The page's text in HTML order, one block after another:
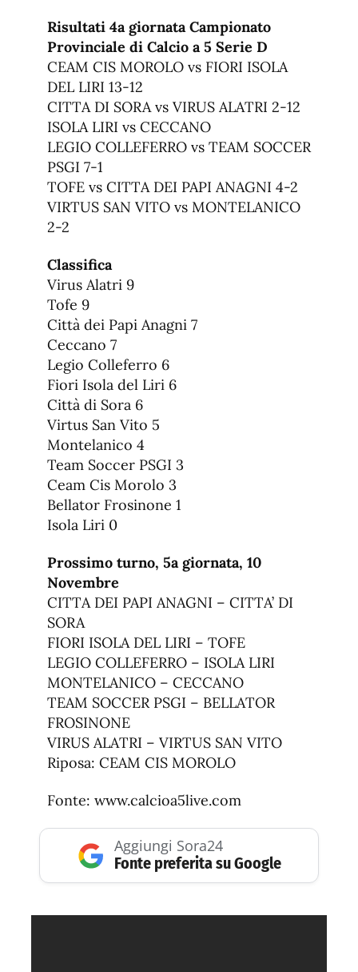
Risultati 4a giornata Campionato
Provinciale di Calcio a 5 Serie D
CEAM CIS MOROLO vs FIORI ISOLA
DEL LIRI 13-12
CITTA DI SORA vs VIRUS ALATRI 2-12
ISOLA LIRI vs CECCANO
LEGIO COLLEFERRO vs TEAM SOCCER
PSGI 7-1
TOFE vs CITTA DEI PAPI ANAGNI 4-2
VIRTUS SAN VITO vs MONTELANICO
2-2
Classifica
Virus Alatri 9
Tofe 9
Città dei Papi Anagni 7
Ceccano 7
Legio Colleferro 6
Fiori Isola del Liri 6
Città di Sora 6
Virtus San Vito 5
Montelanico 4
Team Soccer PSGI 3
Ceam Cis Morolo 3
Bellator Frosinone 1
Isola Liri 0
Prossimo turno, 5a giornata, 10
Novembre
CITTA DEI PAPI ANAGNI – CITTA’ DI
SORA
FIORI ISOLA DEL LIRI – TOFE
LEGIO COLLEFERRO – ISOLA LIRI
MONTELANICO – CECCANO
TEAM SOCCER PSGI – BELLATOR
FROSINONE
VIRUS ALATRI – VIRTUS SAN VITO
Riposa: CEAM CIS MOROLO
Fonte: www.calcioa5live.com
Aggiungi Sora24
Fonte preferita su Google